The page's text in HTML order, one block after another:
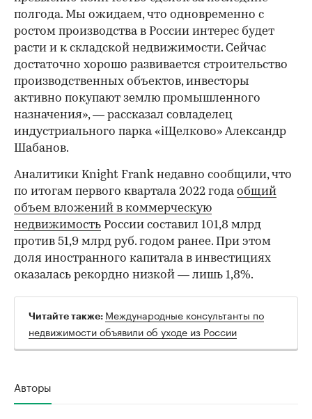
00:00 / 00:00
полгода. Мы ожидаем, что одновременно с
ростом производства в России интерес будет
расти и к складской недвижимости. Сейчас
достаточно хорошо развивается строительство
производственных объектов, инвесторы
активно покупают землю промышленного
назначения», — рассказал совладелец
индустриального парка «iЩелково» Александр
Шабанов.
Аналитики Knight Frank недавно сообщили, что
по итогам первого квартала 2022 годаобщий
объем вложений в коммерческую
недвижимость России составил 101,8 млрд
против 51,9 млрд руб. годом ранее. При этом
доля иностранного капитала в инвестициях
оказалась рекордно низкой — лишь 1,8%.
Читайте также: Международные консультанты по
недвижимости объявили об уходе из России
Авторы